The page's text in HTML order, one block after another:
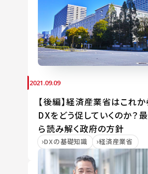
2021.09.09
【後編】経済産業省はこれ
DXをどう促していくのか？
ら読み解く政府の方針
DXの基礎知識 経済産業省